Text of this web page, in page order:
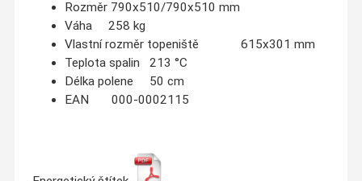
Rozměr 790x510/790x510 mm
Váha 258 kg
Vlastní rozměr topeniště 615x301 mm
Teplota spalin 213 °C
Délka polene 50 cm
EAN 000-0002115